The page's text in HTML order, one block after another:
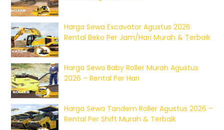
Harga Sewa Excavator Agustus 2026
Rental Beko Per Jam/Hari Murah & Terbaik
Harga Sewa Baby Roller Murah Agustus
2026 – Rental Per Hari
Harga Sewa Tandem Roller Agustus 2026 –
Rental Per Shift Murah & Terbaik